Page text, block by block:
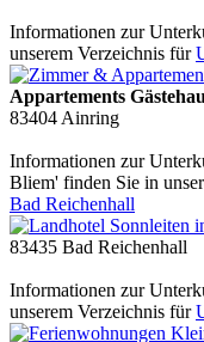
Informationen zur
unserem Verzeichnis für
Appartements
83404 Ainring
Informationen zur
Bliem' finden Sie in
Bad Reichenhall
83435 Bad Reichenhall
Informationen zur
unserem Verzeichnis für